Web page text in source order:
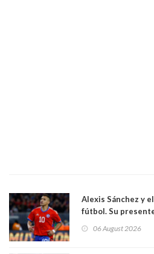
Alexis Sánchez y
fútbol. Su
06 August 2026